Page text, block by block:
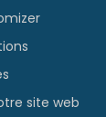
site web